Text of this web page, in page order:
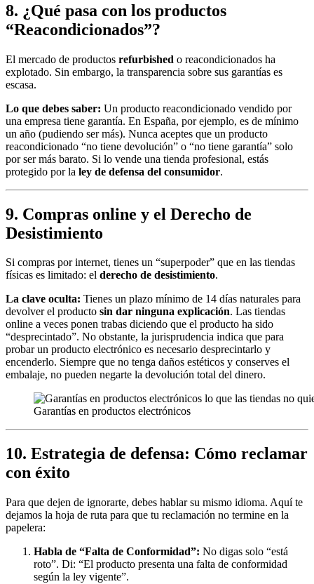
8. ¿Qué pasa con los productos
“Reacondicionados”?
El mercado de productos refurbished o reacondicionados ha
explotado. Sin embargo, la transparencia sobre sus garantías es
escasa.
Lo que debes saber: Un producto reacondicionado vendido por
una empresa tiene garantía. En España, por ejemplo, es de mínimo
un año (pudiendo ser más). Nunca aceptes que un producto
reacondicionado “no tiene devolución” o “no tiene garantía” solo
por ser más barato. Si lo vende una tienda profesional, estás
protegido por la ley de defensa del consumidor.
9. Compras online y el Derecho de
Desistimiento
Si compras por internet, tienes un “superpoder” que en las tiendas
físicas es limitado: el derecho de desistimiento.
La clave oculta: Tienes un plazo mínimo de 14 días naturales para
devolver el producto sin dar ninguna explicación. Las tiendas
online a veces ponen trabas diciendo que el producto ha sido
“desprecintado”. No obstante, la jurisprudencia indica que para
probar un producto electrónico es necesario desprecintarlo y
encenderlo. Siempre que no tenga daños estéticos y conserves el
embalaje, no pueden negarte la devolución total del dinero.
Garantías en productos electrónicos
10. Estrategia de defensa: Cómo reclamar
con éxito
Para que dejen de ignorarte, debes hablar su mismo idioma. Aquí te
dejamos la hoja de ruta para que tu reclamación no termine en la
papelera:
Habla de “Falta de Conformidad”: No digas solo “está
roto”. Di: “El producto presenta una falta de conformidad
según la ley vigente”.